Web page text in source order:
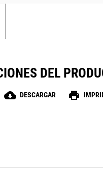
DEL
cloud_download DESCARGAR print